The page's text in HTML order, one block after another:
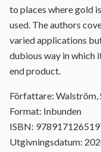
to places where gold
used. The authors
varied applications
dubious way in which
end product.
Författare: Walström,
Format: Inbunden
ISBN:
Utgivningsdatum: